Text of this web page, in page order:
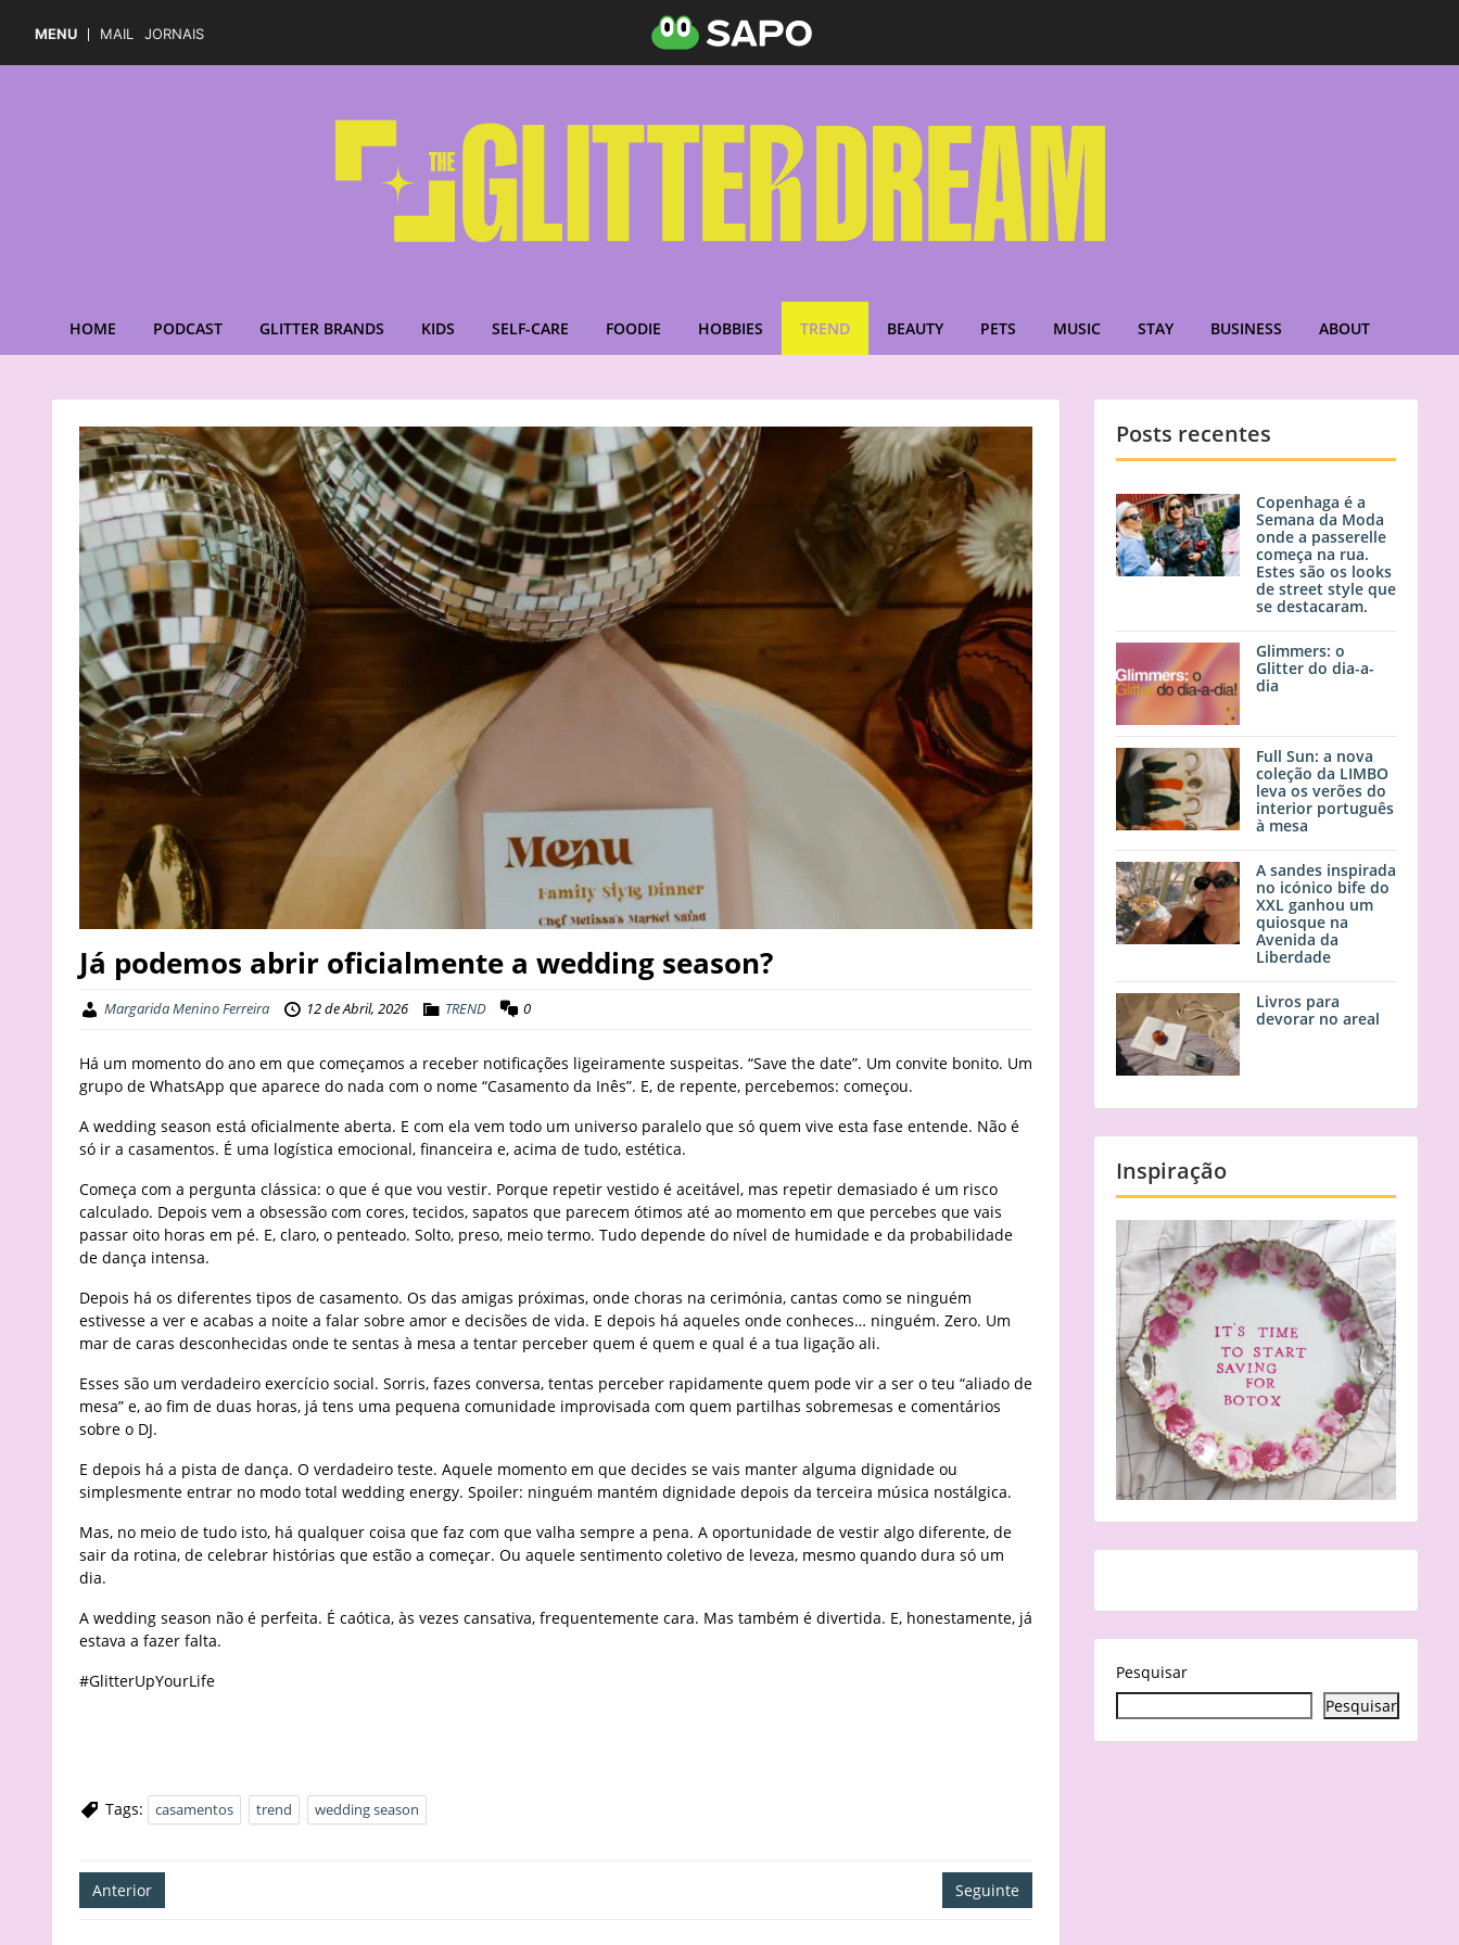
MENU MAIL JORNAIS
HOME PODCAST GLITTER BRANDS KIDS SELF-CARE FOODIE HOBBIES TREND BEAUTY PETS MUSIC STAY BUSINESS ABOUT
Já podemos abrir oficialmente a wedding season?
Margarida Menino Ferreira 12 de Abril, 2026 TREND 0
Há um momento do ano em que começamos a receber notificações ligeiramente suspeitas. “Save the date”. Um convite bonito. Um
grupo de WhatsApp que aparece do nada com o nome “Casamento da Inês”. E, de repente, percebemos: começou.
A wedding season está oficialmente aberta. E com ela vem todo um universo paralelo que só quem vive esta fase entende. Não é
só ir a casamentos. É uma logística emocional, financeira e, acima de tudo, estética.
Começa com a pergunta clássica: o que é que vou vestir. Porque repetir vestido é aceitável, mas repetir demasiado é um risco
calculado. Depois vem a obsessão com cores, tecidos, sapatos que parecem ótimos até ao momento em que percebes que vais
passar oito horas em pé. E, claro, o penteado. Solto, preso, meio termo. Tudo depende do nível de humidade e da probabilidade
de dança intensa.
Depois há os diferentes tipos de casamento. Os das amigas próximas, onde choras na cerimónia, cantas como se ninguém
estivesse a ver e acabas a noite a falar sobre amor e decisões de vida. E depois há aqueles onde conheces… ninguém. Zero. Um
mar de caras desconhecidas onde te sentas à mesa a tentar perceber quem é quem e qual é a tua ligação ali.
Esses são um verdadeiro exercício social. Sorris, fazes conversa, tentas perceber rapidamente quem pode vir a ser o teu “aliado de
mesa” e, ao fim de duas horas, já tens uma pequena comunidade improvisada com quem partilhas sobremesas e comentários
sobre o DJ.
E depois há a pista de dança. O verdadeiro teste. Aquele momento em que decides se vais manter alguma dignidade ou
simplesmente entrar no modo total wedding energy. Spoiler: ninguém mantém dignidade depois da terceira música nostálgica.
Mas, no meio de tudo isto, há qualquer coisa que faz com que valha sempre a pena. A oportunidade de vestir algo diferente, de
sair da rotina, de celebrar histórias que estão a começar. Ou aquele sentimento coletivo de leveza, mesmo quando dura só um
dia.
A wedding season não é perfeita. É caótica, às vezes cansativa, frequentemente cara. Mas também é divertida. E, honestamente, já
estava a fazer falta.
#GlitterUpYourLife
Tags: casamentos trend wedding season
Navegação
de
Anterior Seguinte
Posts recentes
Copenhaga é a
Semana da Moda
onde a passerelle
começa na rua.
Estes são os looks
de street style que
se destacaram.
Glimmers: o
Glitter do dia-a-
dia
Full Sun: a nova
coleção da LIMBO
leva os verões do
interior português
à mesa
A sandes inspirada
no icónico bife do
XXL ganhou um
quiosque na
Avenida da
Liberdade
Livros para
devorar no areal
Inspiração
Pesquisar
Pesquisar